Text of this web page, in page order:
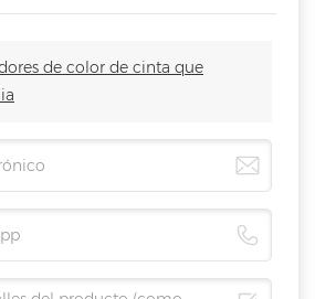
de color de cinta que